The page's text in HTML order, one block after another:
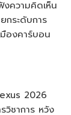
ความคิดเห็น
กระดับการ
องคาร์บอน
2026
วิชาการ หวัง